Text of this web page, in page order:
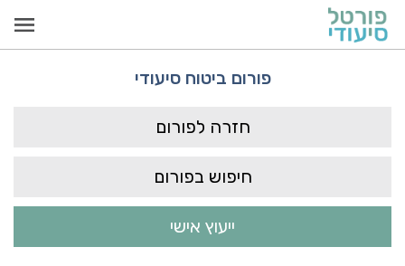
פורום ביטוח סיעודי
חזרה לפורום
חיפוש בפורום
ייעוץ אישי